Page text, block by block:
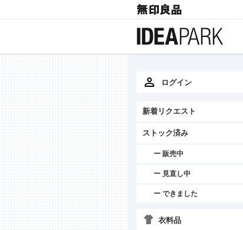
ログイン
新着リクエスト
ストック済み
ー 販売中
ー 見直し中
ー できました
衣料品